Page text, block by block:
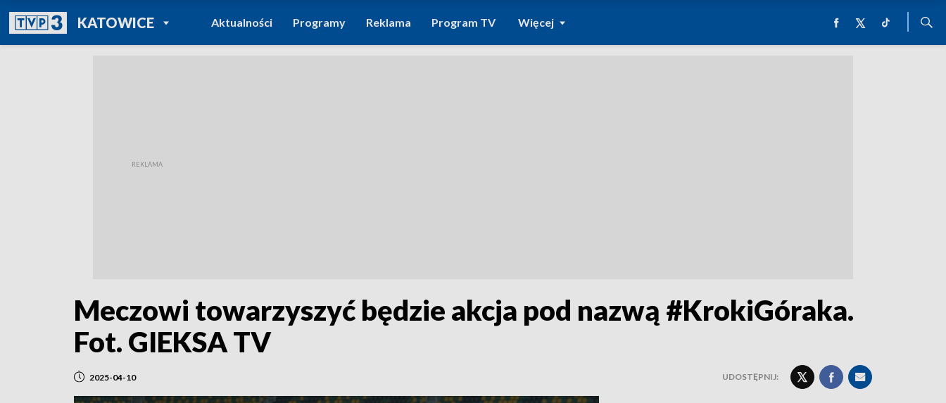
KATOWICEPOWRÓT DO
TVP REGIONY
Aktualności Programy Reklama Program TV Więcej
Meczowi towarzyszyć będzie akcja pod nazwą #KrokiGóraka.
Fot. GIEKSA TV
2025-04-10 UDOSTĘPNIJ: